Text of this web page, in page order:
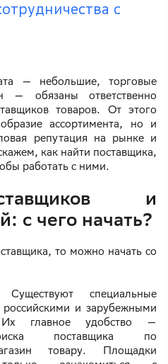
с
— небольшие, торговые
обязаны ответственно
товаров. От этого
ассортимента, но и
репутация на рынке и
как найти поставщика,
работать с ними.
и
с чего начать?
то можно начать со
Существуют специальные
российскими и зарубежными
Их главное удобство —
поставщика по
товару. Площадки